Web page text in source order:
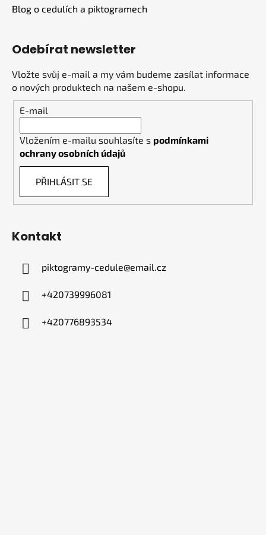
Blog o cedulích a piktogramech
Odebírat newsletter
Vložte svůj e-mail a my vám budeme zasílat informace
o nových produktech na našem e-shopu.
E-mail
Vložením e-mailu souhlasíte s podmínkami
ochrany osobních údajů
PŘIHLÁSIT SE
Kontakt
piktogramy-cedule@email.cz
+420739996081
+420776893534